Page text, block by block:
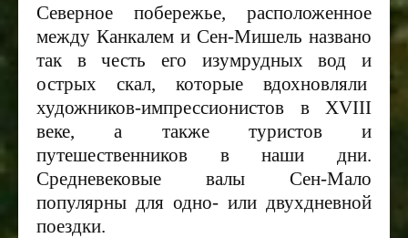
Северное побережье, расположенное
между Канкалем и Сен-Мишель названо
так в честь его изумрудных вод и
острых скал, которые вдохновляли
художников-импрессионистов в XVIII
веке, а также туристов и
путешественников в наши дни.
Средневековые валы Сен-Мало
популярны для одно- или двухдневной
поездки.